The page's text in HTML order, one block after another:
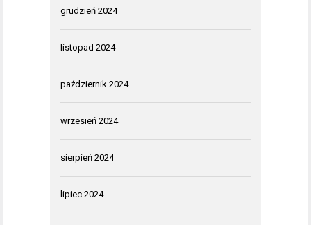
grudzień 2024
listopad 2024
październik 2024
wrzesień 2024
sierpień 2024
lipiec 2024